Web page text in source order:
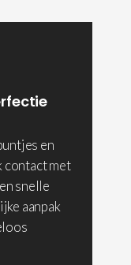
en
contact met
snelle
aanpak